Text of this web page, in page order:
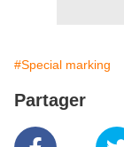
#Special marking
Partager